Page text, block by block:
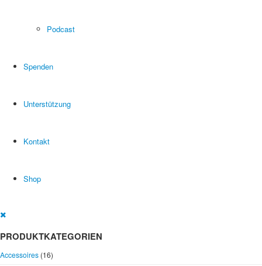
Podcast
Spenden
Unterstützung
Kontakt
Shop
PRODUKTKATEGORIEN
Accessoires (16)